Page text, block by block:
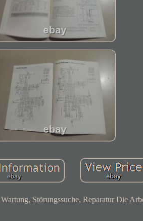
Störungssuche, Reparatur Die